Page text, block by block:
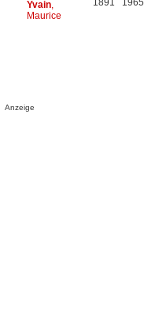
Yvain,
Maurice
1891 1965
Anzeige